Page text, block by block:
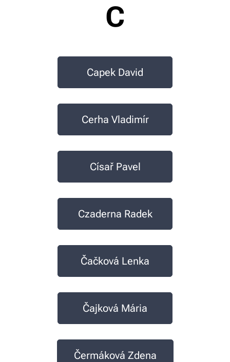
C
Capek David
Cerha Vladimír
Císař Pavel
Czaderna Radek
Čačková Lenka
Čajková Mária
Čermáková Zdena